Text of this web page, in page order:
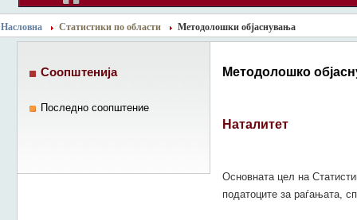
Насловна Статистики по области Методолошки објаснувања
Методолошко
Наталитет
Основната цел на
податоците за раѓањата,
Соопштенија
Последно соопштение